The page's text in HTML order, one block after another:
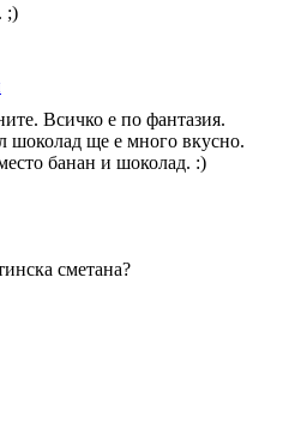
;)
Всичко е по фантазия.
шоколад ще е много вкусно.
банан и шоколад. :)
сметана?